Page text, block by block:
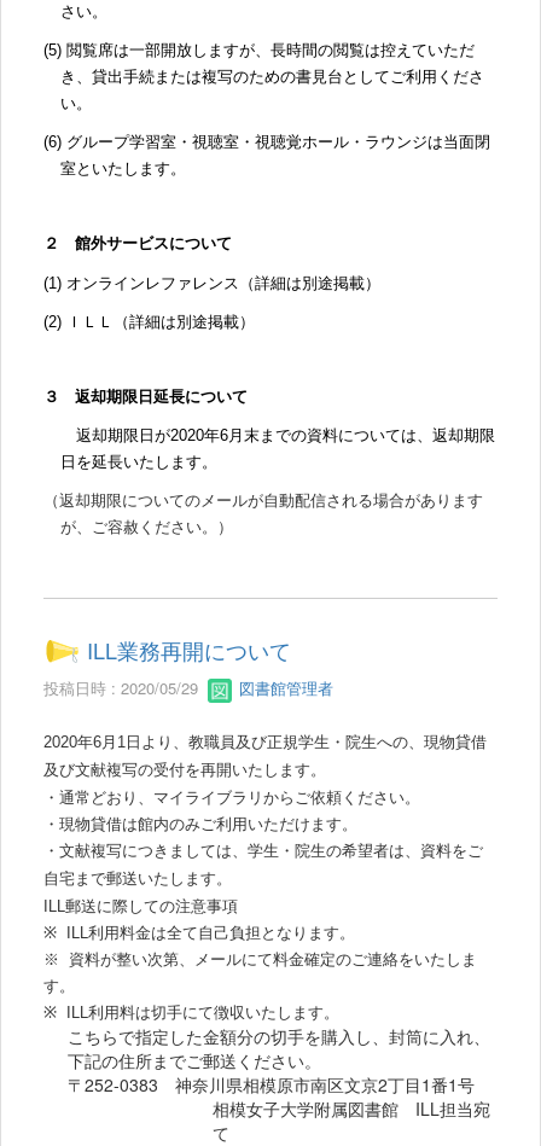
さい。
(5) 閲覧席は一部開放しますが、長時間の閲覧は控えていただ
き、貸出手続または複写のための書見台としてご利用くださ
い。
(6) グループ学習室・視聴室・視聴覚ホール・ラウンジは当面閉
室といたします。
２ 館外サービスについて
(1) オンラインレファレンス（詳細は別途掲載）
(2) ＩＬＬ（詳細は別途掲載）
３ 返却期限日延長について
返却期限日が2020年6 月末までの資料については、返却期限
日を延長いたします。
（返却期限についてのメールが自動配信される場合があります
が、ご容赦ください。）
ILL業務再開について
投稿日時 : 2020/05/29 図書館管理者
2020年6月1日より、教職員及び正規学生・院生への、 現物貸借
及び文献複写の受付を再開いたします。
・通常どおり、マイライブラリからご依頼ください。
・現物貸借は館内のみご利用いただけます。
・文献複写につきましては、学生・院生の希望者は、 資料をご
自宅まで郵送いたします。
ILL郵送に際しての注意事項
※ ILL利用料金は全て自己負担となります。
※ 資料が整い次第、メールにて料金確定のご連絡をいたしま
す。
※ ILL利用料は切手にて徴収いたします。
こちらで指定した金額分の切手を購入し、封筒に入れ、
下記の住所までご郵送ください。
〒252-0383 神奈川県相模原市南区文京2丁目1番1号
相模女子大学附属図書館 ILL担当宛
て